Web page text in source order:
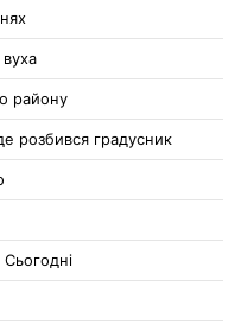
району
розбився градусник